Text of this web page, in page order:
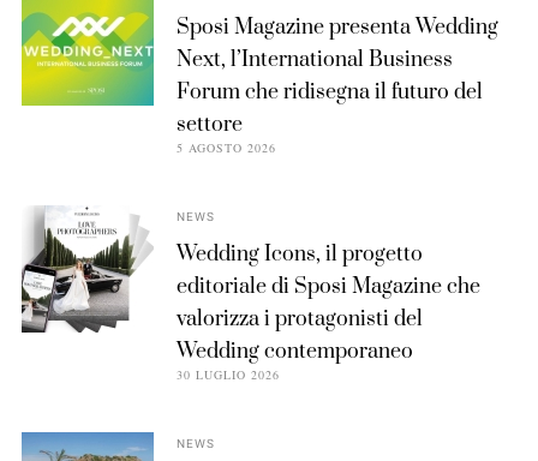
Sposi Magazine presenta Wedding
Next, l’International Business
Forum che ridisegna il futuro del
settore
5 AGOSTO 2026
NEWS
Wedding Icons, il progetto
editoriale di Sposi Magazine che
valorizza i protagonisti del
Wedding contemporaneo
30 LUGLIO 2026
NEWS